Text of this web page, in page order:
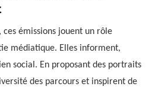
émissions jouent un rôle
médiatique. Elles informent,
social. En proposant des portraits
des parcours et inspirent de